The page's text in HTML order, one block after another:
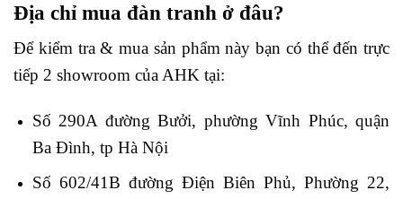
Địa chỉ mua đàn tranh ở đâu?
Để kiểm tra & mua sản phẩm này bạn có thể đến trực
tiếp 2 showroom của AHK tại:
Số 290A đường Bưởi, phường Vĩnh Phúc, quận
Ba Đình, tp Hà Nội
Số 602/41B đường Điện Biên Phủ, Phường 22,